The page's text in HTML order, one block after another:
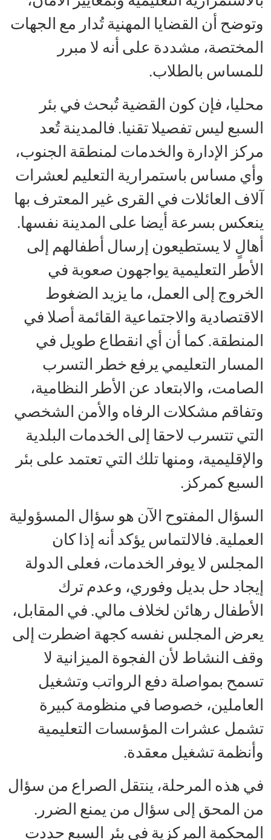
وتوضح أن القضايا المهنية تُدار مع الجهات
المختصة، مشددة على أنه لا مبرر
للمساس بالطلاب.
محليا، فإن كون القضية تُبحث في بئر
السبع ليس تفصيلا تقنيا. فالمدينة تُعد
مركز الإدارة والخدمات لمنطقة الجنوب،
وأي مساس باستمرارية التعليم لعشرات
آلاف العائلات في القرى غير المعترف بها
ينعكس بسرعة أيضا على المدينة نفسها.
أهالٍ لا يستطيعون إرسال أطفالهم إلى
الأطر التعليمية يواجهون صعوبة في
الخروج إلى العمل، ما يزيد الضغوط
الاقتصادية والاجتماعية القائمة أصلا في
المنطقة. كما أن أي انقطاع طويل في
المسار التعليمي يرفع خطر التسرب
الصامت، والابتعاد عن الأطر النظامية،
وتفاقم مشكلات الرفاه والأمن الشخصي
التي تتسرب لاحقا إلى الخدمات البلدية
والإقليمية، ومنها تلك التي تعتمد على بئر
السبع كمركز.
السؤال المفتوح الآن هو سؤال المسؤولية
العملية. فالالتماس يؤكد أنه إذا كان
المجلس لا يوفر الخدمات، فعلى الدولة
إيجاد حل بديل وفوري، وعدم ترك
الأطفال رهائن لخلاف مالي. في المقابل،
يعرض المجلس نفسه كجهة اضطرت إلى
وقف النشاط لأن الفجوة الميزانية لا
تسمح بمواصلة دفع الرواتب وتشغيل
العاملين، خصوصا في منظومة كبيرة
تشمل عشرات المؤسسات التعليمية
وأنظمة تشغيل معقدة.
في هذه المرحلة، ينتقل الصراع من سؤال
من المحق إلى سؤال من يمنع الضرر.
المحكمة المركزية في بئر السبع حددت